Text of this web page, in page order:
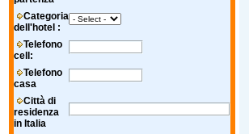
Categoria
dell'hotel :
Telefono
cell:
Telefono
casa
Città di
residenza
in Italia